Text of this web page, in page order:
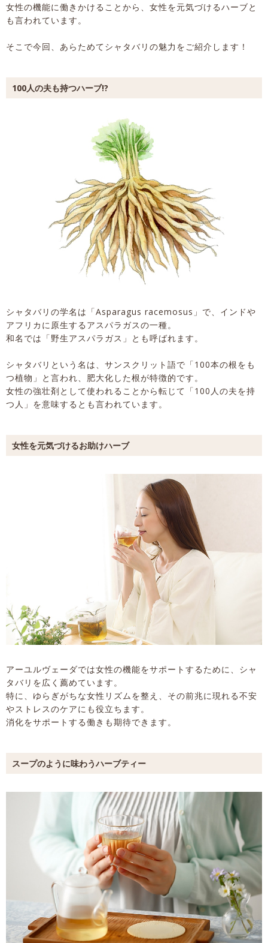
女性の機能に働きかけることから、女性を元気づけるハーブと
も言われています。
そこで今回、あらためてシャタバリの魅力をご紹介します！
100人の夫も持つハーブ!?
シャタバリの学名は「Asparagus racemosus」で、インドや
アフリカに原生するアスパラガスの一種。
和名では「野生アスパラガス」とも呼ばれます。
シャタバリという名は、サンスクリット語で「100本の根をも
つ植物」と言われ、肥大化した根が特徴的です。
女性の強壮剤として使われることから転じて「100人の夫を持
つ人」を意味するとも言われています。
女性を元気づけるお助けハーブ
アーユルヴェーダでは女性の機能をサポートするために、シャ
タバリを広く薦めています。
特に、ゆらぎがちな女性リズムを整え、その前兆に現れる不安
やストレスのケアにも役立ちます。
消化をサポートする働きも期待できます。
スープのように味わうハーブティー